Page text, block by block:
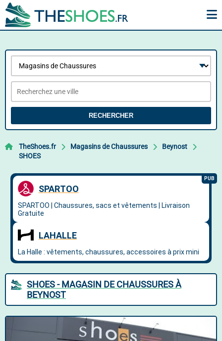
RECHERCHER
TheShoes.fr Magasins de Chaussures
Beynost
SHOES
SHOES - MAGASIN DE CHAUSSURES À
BEYNOST